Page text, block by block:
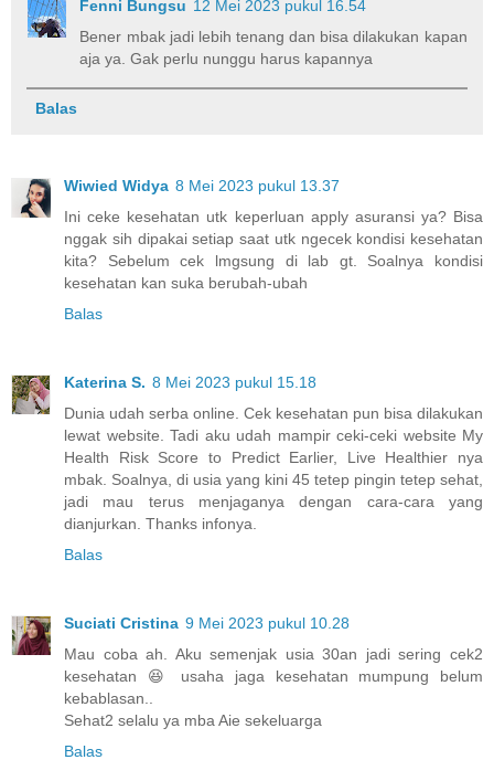
Fenni Bungsu 12 Mei 2023 pukul 16.54
Bener mbak jadi lebih tenang dan bisa dilakukan kapan
aja ya. Gak perlu nunggu harus kapannya
Balas
Wiwied Widya 8 Mei 2023 pukul 13.37
Ini ceke kesehatan utk keperluan apply asuransi ya? Bisa
nggak sih dipakai setiap saat utk ngecek kondisi kesehatan
kita? Sebelum cek lmgsung di lab gt. Soalnya kondisi
kesehatan kan suka berubah-ubah
Balas
Katerina S. 8 Mei 2023 pukul 15.18
Dunia udah serba online. Cek kesehatan pun bisa dilakukan
lewat website. Tadi aku udah mampir ceki-ceki website My
Health Risk Score to Predict Earlier, Live Healthier nya
mbak. Soalnya, di usia yang kini 45 tetep pingin tetep sehat,
jadi mau terus menjaganya dengan cara-cara yang
dianjurkan. Thanks infonya.
Balas
Suciati Cristina 9 Mei 2023 pukul 10.28
Mau coba ah. Aku semenjak usia 30an jadi sering cek2
kesehatan 😆 usaha jaga kesehatan mumpung belum
kebablasan..
Sehat2 selalu ya mba Aie sekeluarga
Balas